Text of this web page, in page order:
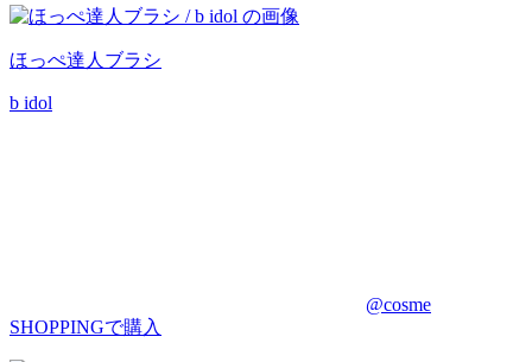
ほっぺ達人ブラシ
b idol
@cosme
SHOPPINGで購入